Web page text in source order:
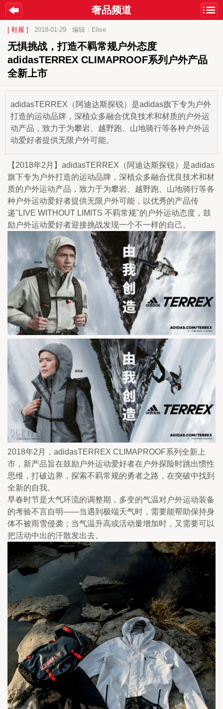
奢品频道
[ 鞋履 ] 2018-01-29 编辑：Elise
无惧挑战，打造不羁常规户外态度
adidasTERREX CLIMAPROOF系列户外产品
全新上市
adidasTERREX（阿迪达斯探锐）是adidas旗下专为户外
打造的运动品牌，深植众多融合优良技术和材质的户外运
动产品，致力于为攀岩、越野跑、山地骑行等各种户外运
动爱好者提供无限户外可能。
【2018年2月】adidasTERREX（阿迪达斯探锐）是adidas
旗下专为户外打造的运动品牌，深植众多融合优良技术和材
质的户外运动产品，致力于为攀岩、越野跑、山地骑行等各
种户外运动爱好者提供无限户外可能，以优秀的产品传
递"LIVE WITHOUT LIMITS 不羁常规"的户外运动态度，鼓
励户外运动爱好者迎接挑战发现一个不一样的自己。
2018年2月，adidasTERREX CLIMAPROOF系列全新上
市，新产品旨在鼓励户外运动爱好者在户外探险时跳出惯性
思维，打破边界，探索不羁常规的勇者之路，在突破中找到
全新的自我。
早春时节是大气环流的调整期，多变的气温对户外运动装备
的考验不言自明——当遇到极端天气时，需要能帮助保持身
体不被雨雪侵袭；当气温升高或活动量增加时，又需要可以
把活动中出的汗散发出去。